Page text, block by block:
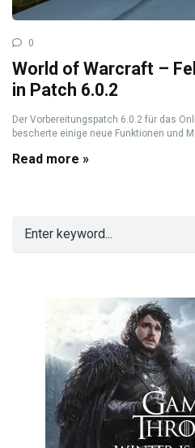
0
World of Warcraft –
in Patch 6.0.2
Der Vorbereitungspatch 6.0.2 für das
bescherte einige neue Funktionen und
Read more »